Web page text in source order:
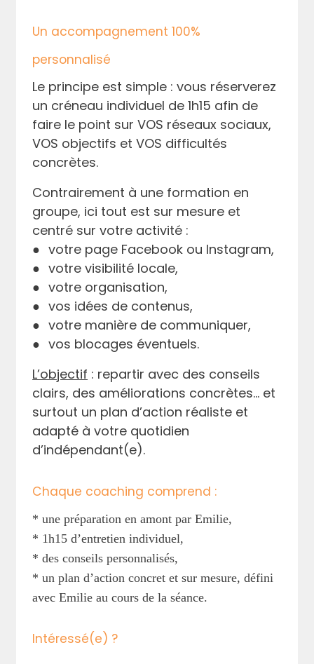
Un accompagnement 100%
personnalisé
Le principe est simple : vous réserverez
un créneau individuel de 1h15 afin de
faire le point sur VOS réseaux sociaux,
VOS objectifs et VOS difficultés
concrètes.
Contrairement à une formation en
groupe, ici tout est sur mesure et
centré sur votre activité :
● votre page Facebook ou Instagram,
● votre visibilité locale,
● votre organisation,
● vos idées de contenus,
● votre manière de communiquer,
● vos blocages éventuels.
L’objectif : repartir avec des conseils
clairs, des améliorations concrètes… et
surtout un plan d’action réaliste et
adapté à votre quotidien
d’indépendant(e).
Chaque coaching comprend :
* une préparation en amont par Emilie,
* 1h15 d’entretien individuel,
* des conseils personnalisés,
* un plan d’action concret et sur mesure, défini
avec Emilie au cours de la séance.
Intéressé(e) ?